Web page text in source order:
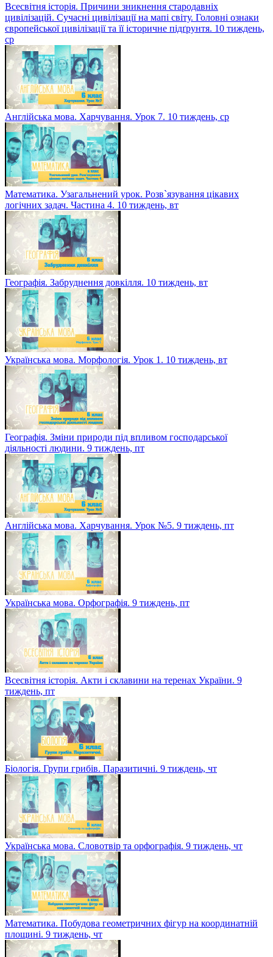
Всесвітня історія. Причини зникнення стародавніх
цивілізацій. Сучасні цивілізації на мапі світу. Головні ознаки
європейської цивілізації та її історичне підґрунтя. 10 тиждень,
ср
Англійська мова. Харчування. Урок 7. 10 тиждень, ср
Математика. Узагальнений урок. Розв`язування цікавих
логічних задач. Частина 4. 10 тиждень, вт
Географія. Забруднення довкілля. 10 тиждень, вт
Українська мова. Морфологія. Урок 1. 10 тиждень, вт
Географія. Зміни природи під впливом господарської
діяльності людини. 9 тиждень, пт
Англійська мова. Харчування. Урок №5. 9 тиждень, пт
Українська мова. Орфографія. 9 тиждень, пт
Всесвітня історія. Акти і склавини на теренах України. 9
тиждень, пт
Біологія. Групи грибів. Паразитичні. 9 тиждень, чт
Українська мова. Словотвір та орфографія. 9 тиждень, чт
Математика. Побудова геометричних фігур на координатній
площині. 9 тиждень, чт